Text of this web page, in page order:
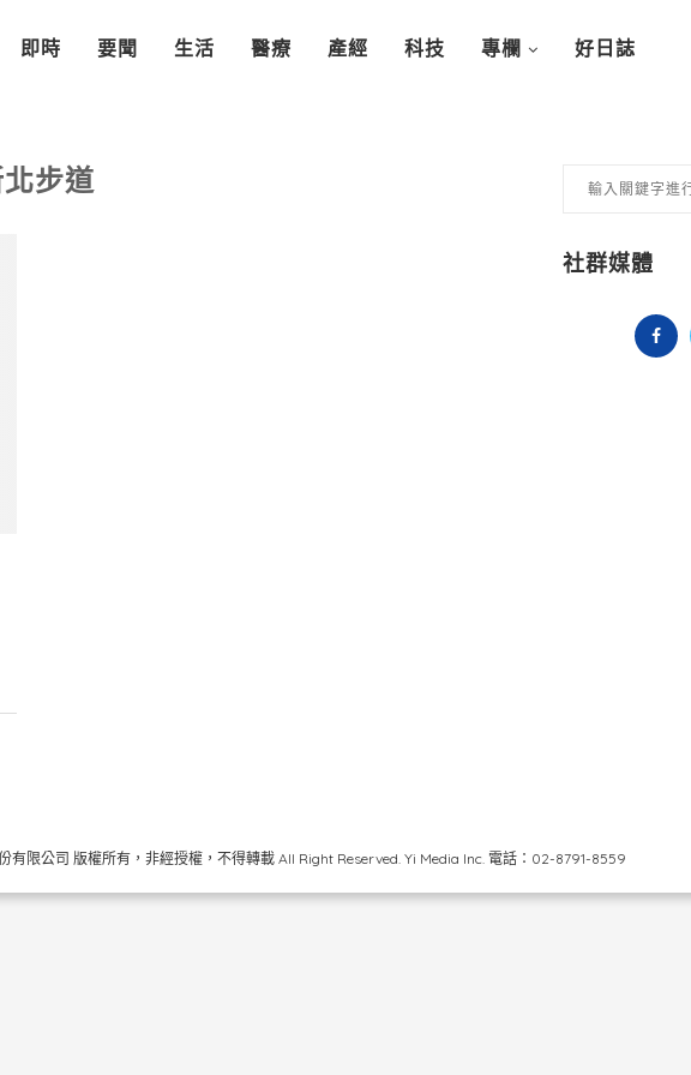
即時 要聞 生活 醫療 產經 科技 專欄 好日誌
步道
社群媒體
有限公司 版權所有，非經授權，不得轉載 All Right Reserved. Yi Media Inc. 電話：02-8791-8559